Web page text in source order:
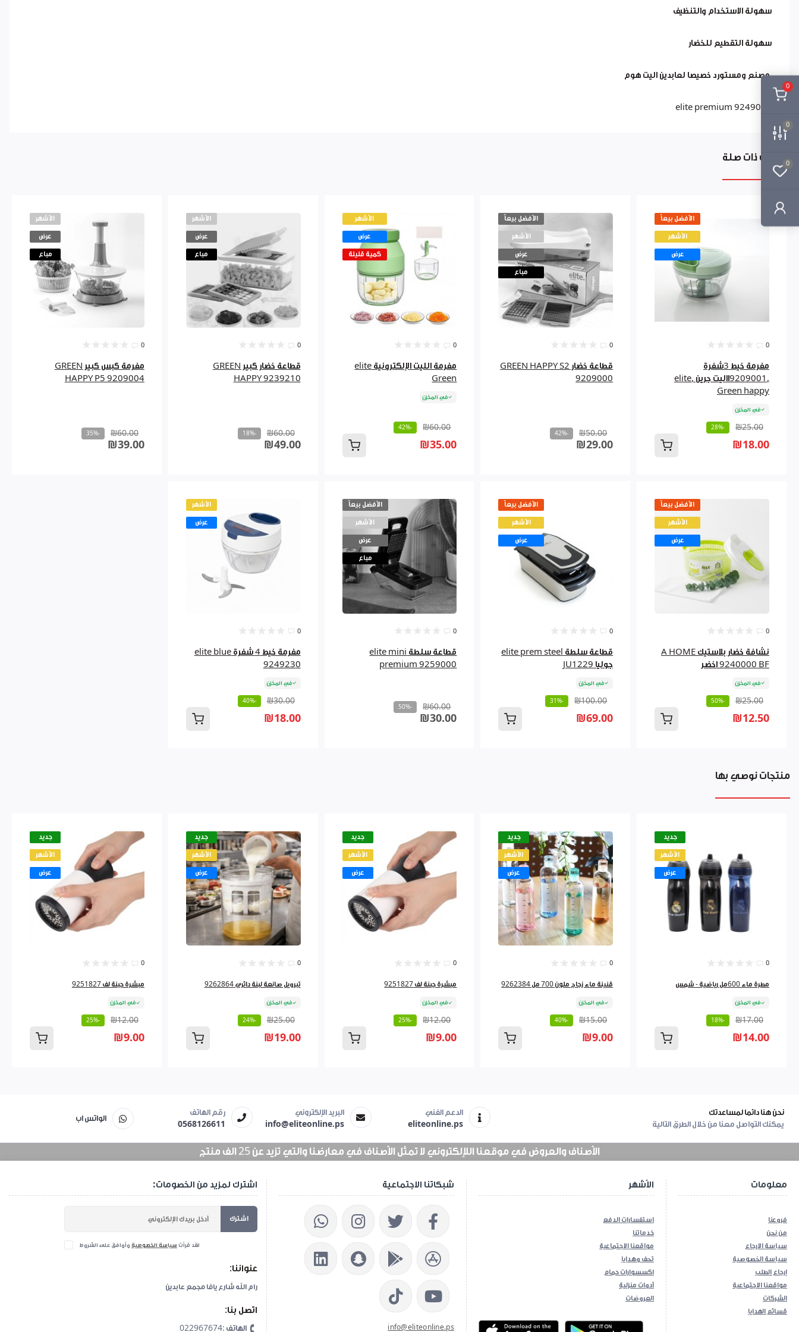
0
0
0
سهولة الاستخدام والتنظيف
سهولة التقطيع للخضار
مصنع ومستورد خصيصا لعابدين اليت هوم
elite premium 9249050
منتجات ذات صلة
الأفضل بيعاً
الأشهر
عرض
0
مفرمة خيط 3شفرة
,9209001االيت جرين ,elite
Green happy
في المخزن
₪25.00
-28%
₪18.00
الأفضل بيعاً
الأشهر
عرض
مباع
0
قطاعة خضار GREEN HAPPY S2
9209000
₪50.00
-42%
₪29.00
الأشهر
عرض
كمية قليلة
0
مفرمة الليت الإلكترونية elite
Green
في المخزن
₪60.00
-42%
₪35.00
الأشهر
عرض
مباع
0
قطاعة خضار كبير GREEN
HAPPY 9239210
₪60.00
-18%
₪49.00
الأشهر
عرض
مباع
0
مفرمة كبس كبير GREEN
HAPPY P5 9209004
₪60.00
-35%
₪39.00
الأفضل بيعاً
الأشهر
عرض
0
نشافة خضار بلاستيك A HOME
9240000 BF اخضر
في المخزن
₪25.00
-50%
₪12.50
الأفضل بيعاً
الأشهر
عرض
0
قطاعة سلطة elite prem steel
جوليا JU1229
في المخزن
₪100.00
-31%
₪69.00
الأفضل بيعاً
الأشهر
عرض
مباع
0
قطاعة سلطة elite mini
premium 9259000
₪60.00
-50%
₪30.00
الأشهر
عرض
0
مفرمة خيط 4 شفرة elite blue
9249230
في المخزن
₪30.00
-40%
₪18.00
منتجات نوصي بها
جديد
الأشهر
عرض
0
مطرة ماء 600مل رياضية - شمس
في المخزن
₪17.00
-18%
₪14.00
جديد
الأشهر
عرض
0
قنينة ماء زجاج ملون 700 مل 9262384
في المخزن
₪15.00
-40%
₪9.00
جديد
الأشهر
عرض
0
مبشرة جبنة لف 9251827
في المخزن
₪12.00
-25%
₪9.00
جديد
الأشهر
عرض
0
تبرويل صانعة لبنة دائري 9262864
في المخزن
₪25.00
-24%
₪19.00
جديد
الأشهر
عرض
0
مبشرة جبنة لف 9251827
في المخزن
₪12.00
-25%
₪9.00
نحن هنا دائما لمساعدتك
يمكنك التواصل معنا من خلال الطرق التالية
الدعم الفني
eliteonline.ps
البريد الإلكتروني
info@eliteonline.ps
رقم الهاتف
0568126611
الواتس اب
الأصناف والعروض في موقعنا اللإلكتروني لا تمثل الأصناف في معارضنا والتي تزيد عن 25 الف منتج
اشترك لمزيد من الخصومات:
اشترك
لقد قرأت سياسة الخصوصية وأوافق على الشروط
عنواننا:
رام الله شارع يافا مجمع عابدين
اتصل بنا:
الهاتف :022967674
شبكاتنا الاجتماعية
info@eliteonline.ps
الأشهر
استفسارات الدفع
خدماتنا
مواقعنا الاجتماعية
تحف وهدايا
اكسسوارات حمام
أدوات منزلية
العروضات
ios App Android App
معلومات
فروعنا
من نحن
سياسة الارجاع
سياسة الخصوصية
إرجاع الطلب
مواقعنا الاجتماعية
الشركات
قسائم الهدايا